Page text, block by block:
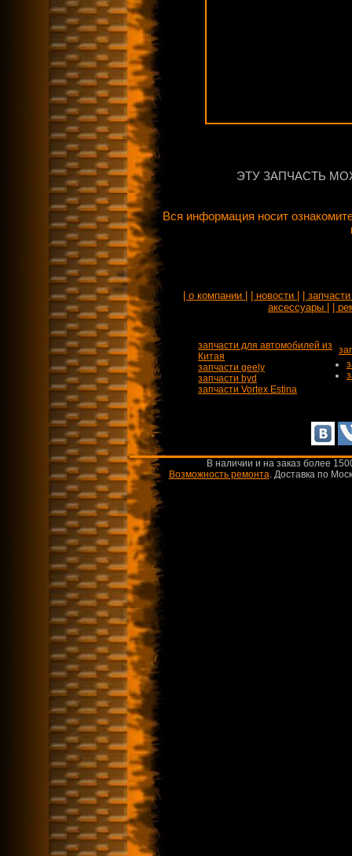
ЭТУ ЗАПЧАСТЬ
Вся информация носит
| о компании | | новости |
|
аксессуары |
|
запчасти для автомобилей из
Китая
запчасти geely
запчасти byd
запчасти Vortex Estina
В наличии и на заказ более
Возможность ремонта.Доставка по